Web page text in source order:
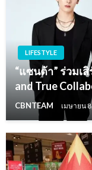
LIFESTYLE
“แซนต้า” ร่วมเ
and True
CBNTEAM เมษายน